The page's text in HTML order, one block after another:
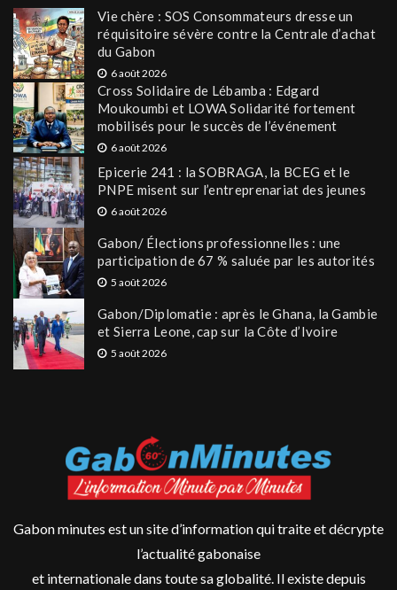
Vie chère : SOS Consommateurs dresse un
réquisitoire sévère contre la Centrale d’achat
du Gabon
6 août 2026
Cross Solidaire de Lébamba : Edgard
Moukoumbi et LOWA Solidarité fortement
mobilisés pour le succès de l’événement
6 août 2026
Epicerie 241 : la SOBRAGA, la BCEG et le
PNPE misent sur l’entreprenariat des jeunes
6 août 2026
Gabon/ Élections professionnelles : une
participation de 67 % saluée par les autorités
5 août 2026
Gabon/Diplomatie : après le Ghana, la Gambie
et Sierra Leone, cap sur la Côte d’Ivoire
5 août 2026
Gabon minutes est un site d’information qui traite et décrypte
l’actualité gabonaise
et internationale dans toute sa globalité. Il existe depuis